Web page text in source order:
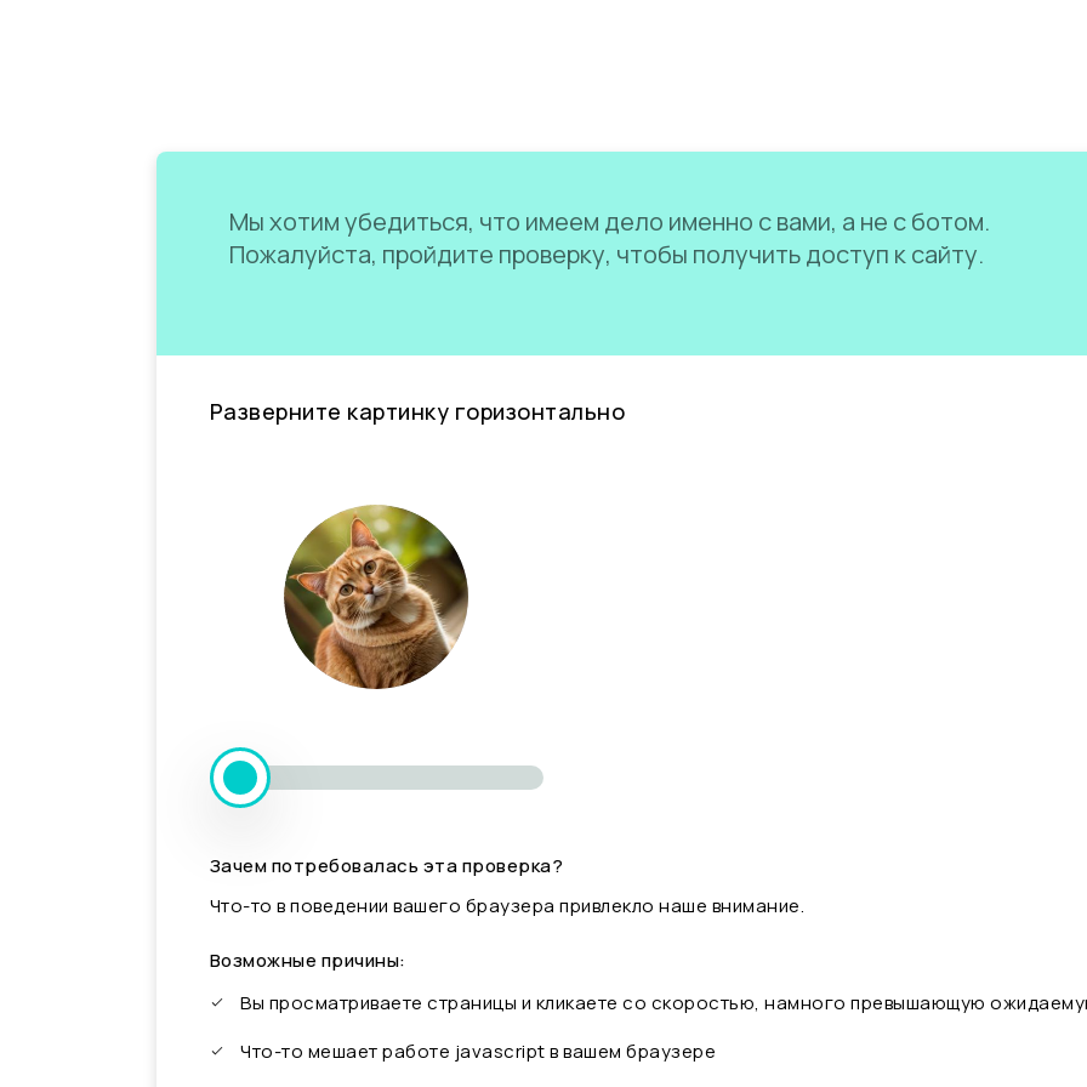
Мы хотим убедиться, что имеем дело именно с вами, а не с ботом.
Пожалуйста, пройдите проверку, чтобы получить доступ к сайту.
Разверните картинку горизонтально
Зачем потребовалась эта проверка?
Что-то в поведении вашего браузера привлекло наше внимание.
Возможные причины:
Вы просматриваете страницы и кликаете со скоростью, намного превышающую
Что-то мешает работе javascript в вашем браузере